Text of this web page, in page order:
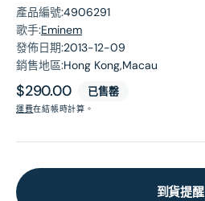
產品編號:4906291
歌手:Eminem
發佈日期:2013-12-09
銷售地區:Hong Kong,Macau
原
價
$290.00 已售罄
運費在結帳時計算。
到貨提醒